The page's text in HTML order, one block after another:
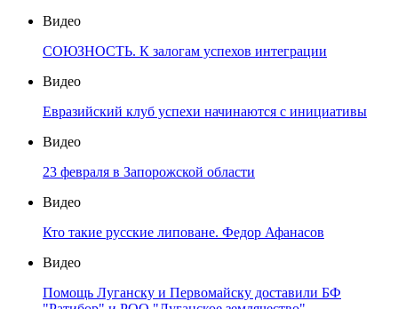
Видео
СОЮЗНОСТЬ. К залогам успехов интеграции
Видео
Евразийский клуб успехи начинаются с инициативы
Видео
23 февраля в Запорожской области
Видео
Кто такие русские липоване. Федор Афанасов
Видео
Помощь Луганску и Первомайску доставили БФ